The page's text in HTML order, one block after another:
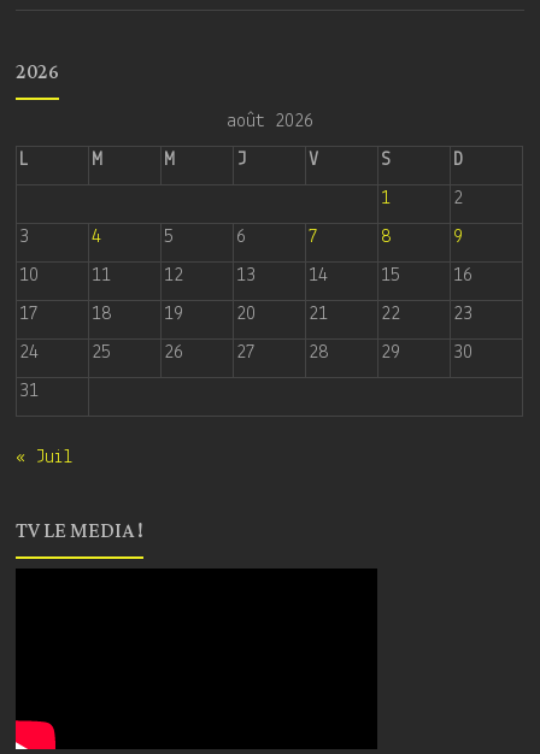
2026
août 2026
L
M M J V S
D
1
2
3
4 5 6 7 8
9
10
11 12 13 14 15
16
17
18 19 20 21 22
23
24
25 26 27 28 29
30
31
« Juil
TV LE MEDIA !